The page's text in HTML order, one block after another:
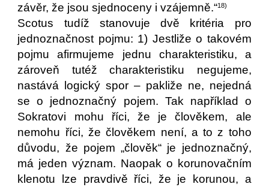
závěr, že jsou sjednoceny i vzájemně.“18)
Scotus tudíž stanovuje dvě kritéria pro
jednoznačnost pojmu: 1) Jestliže o takovém
pojmu afirmujeme jednu charakteristiku, a
zároveň tutéž charakteristiku negujeme,
nastává logický spor – pakliže ne, nejedná
se o jednoznačný pojem. Tak například o
Sokratovi mohu říci, že je člověkem, ale
nemohu říci, že člověkem není, a to z toho
důvodu, že pojem „člověk“ je jednoznačný,
má jeden význam. Naopak o korunovačním
klenotu lze pravdivě říci, že je korunou, a